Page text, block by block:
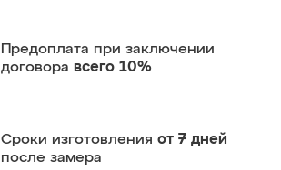
Предоплата при заключении
договора всего 10%
Сроки изготовления от 7 дней
после замера